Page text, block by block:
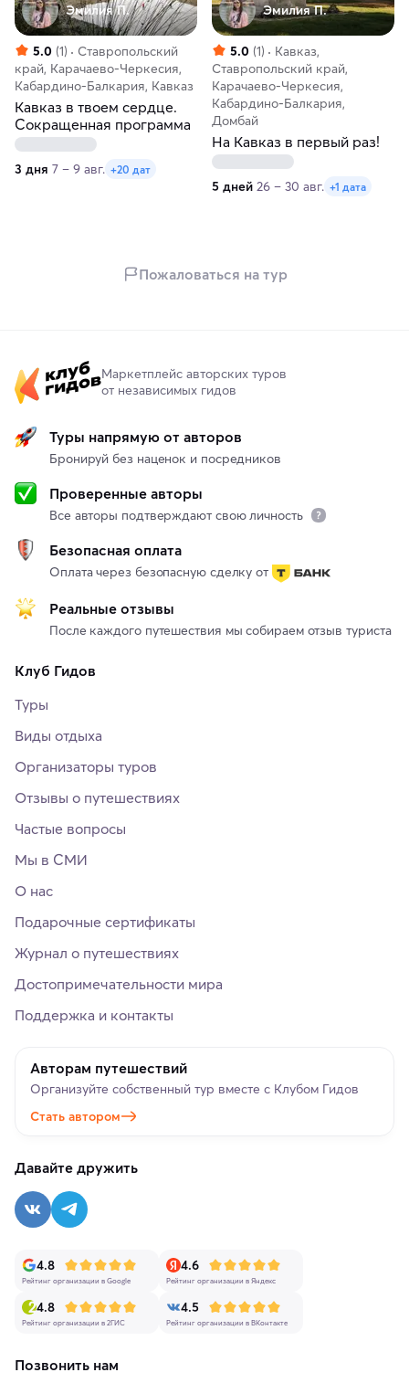
Эмилия П.
5.0 (1)
Ставропольский
край, Карачаево-Черкесия,
Кабардино-Балкария, Кавказ
Кавказ в твоем сердце.
Сокращенная программа
3 дня 7 – 9 авг. +20 дат
Эмилия П.
5.0 (1)
Кавказ,
Ставропольский край,
Карачаево-Черкесия,
Кабардино-Балкария,
Домбай
На Кавказ в первый раз!
5 дней 26 – 30 авг. +1 дата
Пожаловаться на тур
Маркетплейс авторских туров
от независимых гидов
Туры напрямую от авторов
Бронируй без наценок и посредников
Проверенные авторы
Все авторы подтверждают свою личность
Безопасная оплата
Оплата через безопасную сделку от
Реальные отзывы
После каждого путешествия мы собираем отзыв туриста
Клуб Гидов
Туры
Виды отдыха
Организаторы туров
Отзывы о путешествиях
Частые вопросы
Мы в СМИ
О нас
Подарочные сертификаты
Журнал о путешествиях
Достопримечательности мира
Поддержка и контакты
Авторам путешествий
Организуйте собственный тур вместе с Клубом Гидов
Стать автором
Давайте дружить
4.8
Рейтинг организации в Google
4.6
Рейтинг организации в Яндекс
4.8
Рейтинг организации в 2ГИС
4.5
Рейтинг организации в ВКонтакте
Позвонить нам